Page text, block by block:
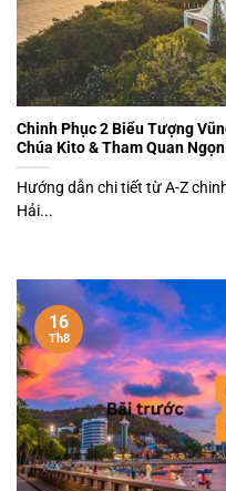
Chinh Phục 2 Biểu Tượng
Chúa Kito & Tham Quan
Hướng dẫn chi tiết từ A-Z
Hải...
16
Th8